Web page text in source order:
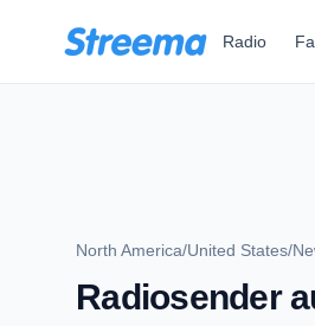
Radio
North America/United States/
Radiosender